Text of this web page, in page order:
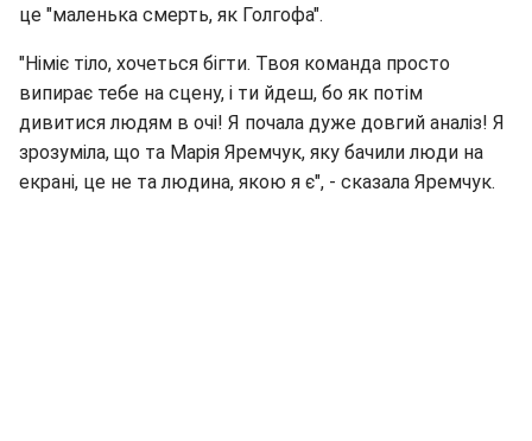
це "маленька смерть, як Голгофа".
"Німіє тіло, хочеться бігти. Твоя команда просто
випирає тебе на сцену, і ти йдеш, бо як потім
дивитися людям в очі! Я почала дуже довгий аналіз! Я
зрозуміла, що та Марія Яремчук, яку бачили люди на
екрані, це не та людина, якою я є", - сказала Яремчук.